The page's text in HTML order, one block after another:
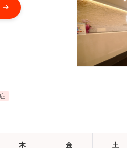
木 金 土